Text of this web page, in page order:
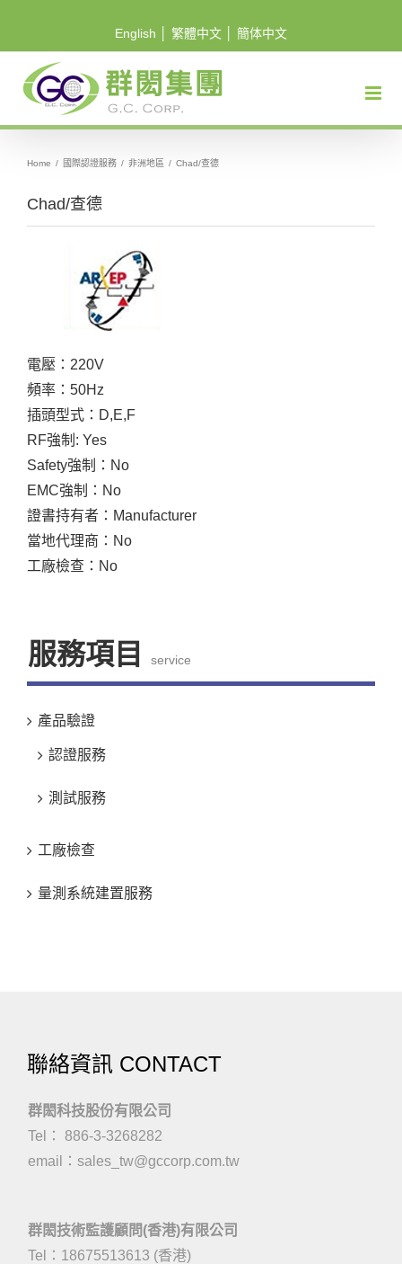
English 繁體中文 簡体中文
Home / 國際認證服務 / 非洲地區 / Chad/查德
Chad/查德
電壓：220V
頻率：50Hz
插頭型式：D,E,F
RF強制: Yes
Safety強制：No
EMC強制：No
證書持有者：Manufacturer
當地代理商：No
工廠檢查：No
服務項目 service
產品驗證
認證服務
測試服務
工廠檢查
量測系統建置服務
聯絡資訊 CONTACT
群閎科技股份有限公司
Tel： 886-3-3268282
email： sales_tw@gccorp.com.tw
群閎技術監護顧問(香港)有限公司
Tel：18675513613 (香港)